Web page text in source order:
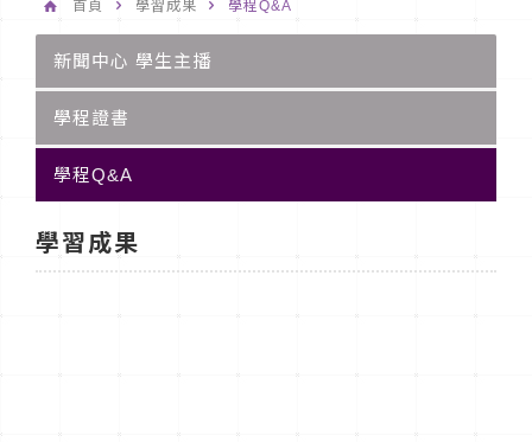
首頁 學習成果 學程Q&A
新聞中心 學生主播
學程證書
學程Q&A
學習成果